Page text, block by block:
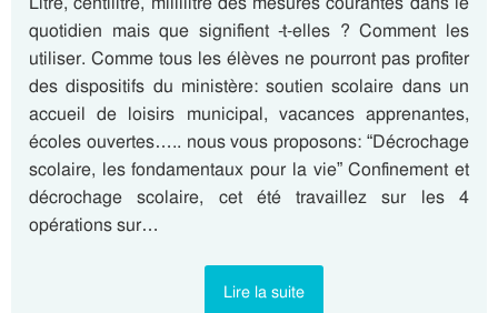
quotidien mais que signifient -t-elles ? Comment les
utiliser. Comme tous les élèves ne pourront pas profiter
des dispositifs du ministère: soutien scolaire dans un
accueil de loisirs municipal, vacances apprenantes,
écoles ouvertes….. nous vous proposons: “Décrochage
scolaire, les fondamentaux pour la vie” Confinement et
décrochage scolaire, cet été travaillez sur les 4
opérations sur…
Lire la suite